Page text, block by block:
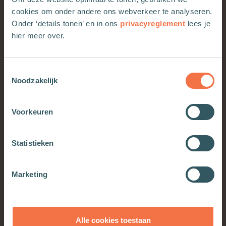
cookies om onder andere ons webverkeer te analyseren.
Onder ‘details tonen’ en in ons privacyreglement lees je
hier meer over.
Noodzakelijk
Voorkeuren
Statistieken
Marketing
Alle cookies toestaan
Daardoor ontstaat er bij mij vaak een grote,
soms bijna extatische verwondering over wat
ons zomaar komt toe vallen. Dat is ook een